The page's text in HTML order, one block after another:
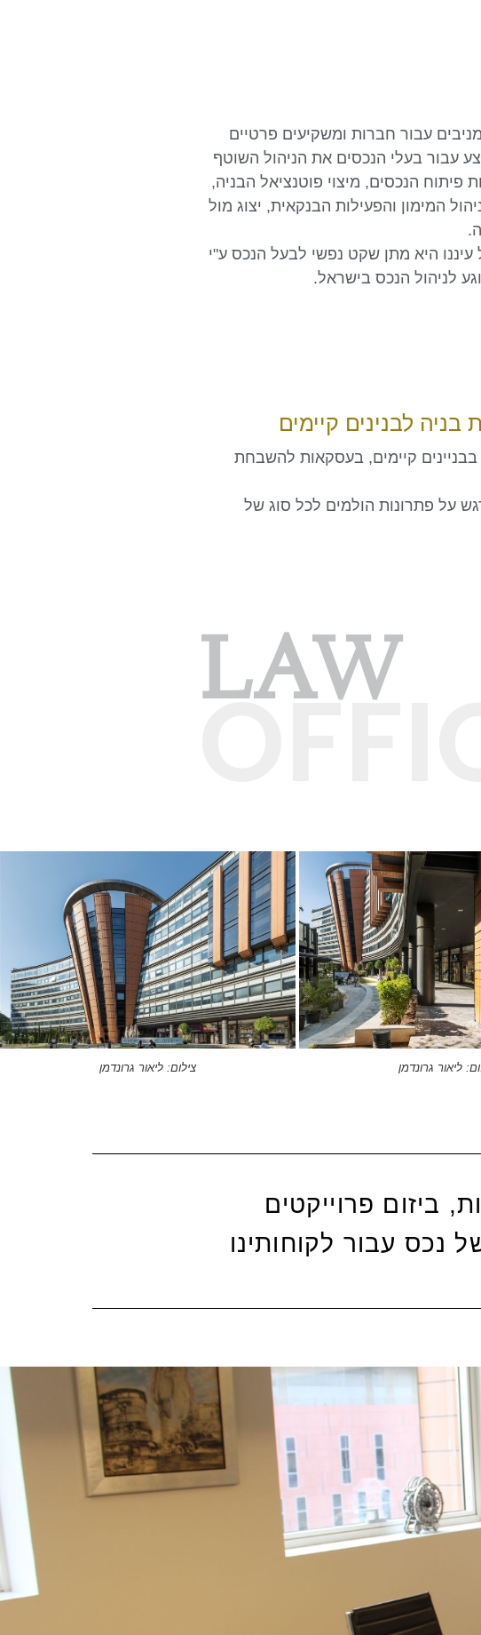
עבור חברות ומשקיעים פרטיים
עבור בעלי הנכסים את הניהול השוטף
פיתוח הנכסים, מיצוי פוטנציאל הבניה,
המימון והפעילות הבנקאית, יצוג מול
היא מתן שקט נפשי לבעל הנכס ע"י
לניהול הנכס בישראל.
בבניינים קיימים, בעסקאות להשבחת
על פתרונות הולמים לכל סוג של
LAW
ליאור גרונדמן צילום: ליאור גרונדמן
, ביזום פרוייקטים
נכס עבור לקוחותינו